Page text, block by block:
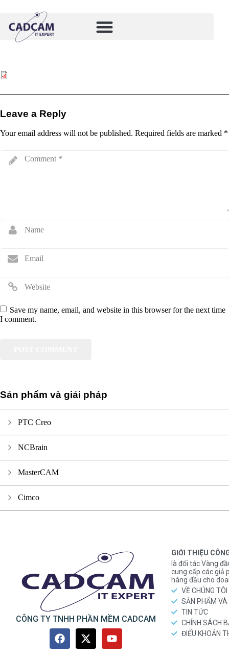
Leave a Reply
Your email address will not be published. Required fields are marked *
Save my name, email, and website in this browser for the next time
I comment.
Sản phẩm và giải pháp
PTC Creo
NCBrain
MasterCAM
Cimco
CÔNG TY TNHH PHẦN MỀM CADCAM
GIỚI THIỆU
là đối tác Vàng
cung cấp các giả
hàng đầu cho
VỀ CHÚNG TÔI
SẢN PHẨM VÀ
TIN TỨC
CHÍNH SÁCH
ĐIỂU KHOẢN